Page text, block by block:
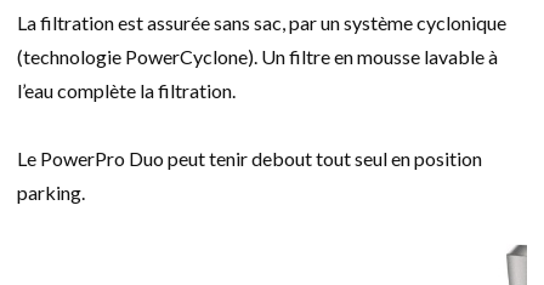
La filtration est assurée sans sac, par un système cyclonique
(technologie PowerCyclone). Un filtre en mousse lavable à
l’eau complète la filtration.
Le PowerPro Duo peut tenir debout tout seul en position
parking.